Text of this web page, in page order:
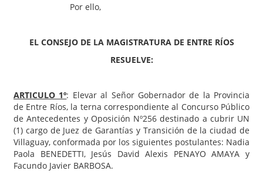
Por ello,
EL CONSEJO DE LA MAGISTRATURA DE ENTRE RÍOS
RESUELVE:
ARTICULO 1º: Elevar al Señor Gobernador de la Provincia
de Entre Ríos, la terna correspondiente al Concurso Público
de Antecedentes y Oposición Nº256 destinado a cubrir UN
(1) cargo de Juez de Garantías y Transición de la ciudad de
Villaguay, conformada por los siguientes postulantes: Nadia
Paola BENEDETTI, Jesús David Alexis PENAYO AMAYA y
Facundo Javier BARBOSA.